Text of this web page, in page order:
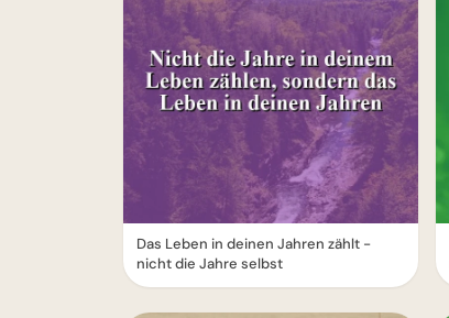
Das Leben in deinen Jahren zählt -
nicht die Jahre selbst